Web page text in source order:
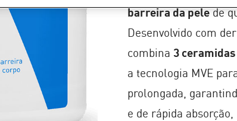
barreira da pelede
Desenvolvido com
combina 3
a tecnologia MVE
prolongada,
e de rápida